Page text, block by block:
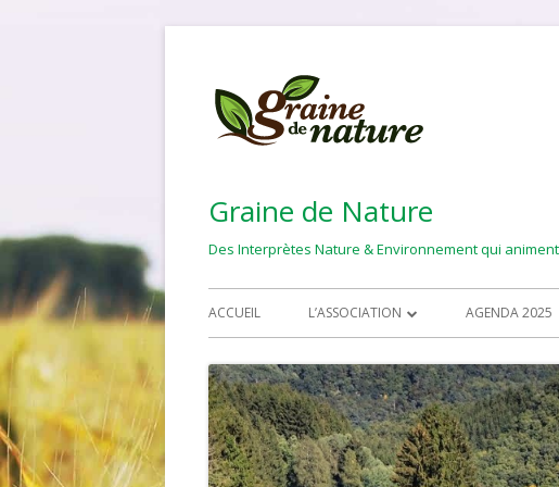
Graine de Nature
Des Interprètes Nature & Environnement qui
Menu
principal
ACCUEIL L’ASSOCIATION
PUBLIC CIBLE
NOS ACTIVITÉS
AGENDA 2025